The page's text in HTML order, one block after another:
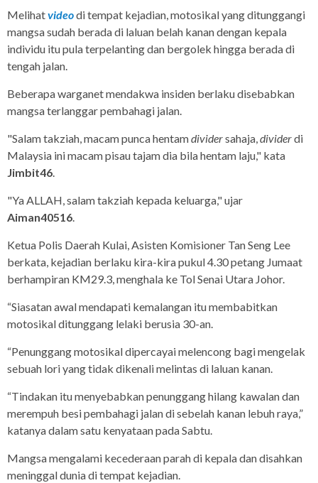
Melihatvideodi tempat kejadian, motosikal yang ditunggangi
mangsa sudah berada di laluan belah kanan dengan kepala
individu itu pula terpelanting dan bergolek hingga berada di
tengah jalan.
Beberapa warganet mendakwa insiden berlaku disebabkan
mangsa terlanggar pembahagi jalan.
"Salam takziah, macam punca hentamdividersahaja,dividerdi
Malaysia ini macam pisau tajam dia bila hentam laju," kata
Jimbit46.
"Ya ALLAH, salam takziah kepada keluarga," ujar
Aiman40516.
Ketua Polis Daerah Kulai, Asisten Komisioner Tan Seng Lee
berkata, kejadian berlaku kira-kira pukul 4.30 petang Jumaat
berhampiran KM29.3, menghala ke Tol Senai Utara Johor.
“Siasatan awal mendapati kemalangan itu membabitkan
motosikal ditunggang lelaki berusia 30-an.
“Penunggang motosikal dipercayai melencong bagi mengelak
sebuah lori yang tidak dikenali melintas di laluan kanan.
“Tindakan itu menyebabkan penunggang hilang kawalan dan
merempuh besi pembahagi jalan di sebelah kanan lebuh raya,”
katanya dalam satu kenyataan pada Sabtu.
Mangsa mengalami kecederaan parah di kepala dan disahkan
meninggal dunia di tempat kejadian.